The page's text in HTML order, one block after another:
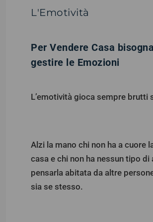
L'Emotività
Per Vendere Casa
gestire le Emozioni
L’emotività gioca sempre brutti
Alzi la mano chi non ha a cuore
casa e chi non ha nessun tipo di
pensarla abitata da altre
sia se stesso.